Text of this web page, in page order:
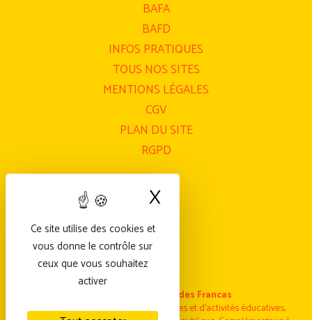
BAFA
BAFD
INFOS PRATIQUES
TOUS NOS SITES
MENTIONS LÉGALES
CGV
PLAN DU SITE
RGPD
Fédération nationale des Francas
Fédération nationale laïque de structures et d’activités éducatives,
Ce site utilise des cookies et
vous donne le contrôle sur
ceux que vous souhaitez
activer
X